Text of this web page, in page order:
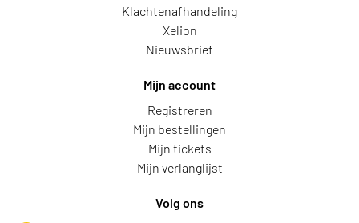
Klachtenafhandeling
Xelion
Nieuwsbrief
Mijn account
Registreren
Mijn bestellingen
Mijn tickets
Mijn verlanglijst
Volg ons